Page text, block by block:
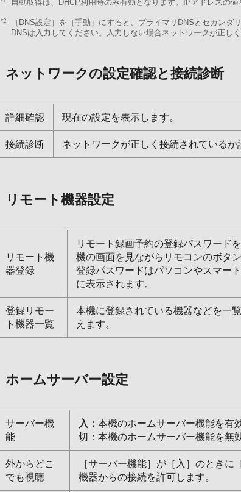
自動取得は、DHCP利用時のみ有効となります。IPアドレスの
*2
［DNS設定］を［手動］にすると、プライマリDNSとセカン
DNSは入力してください。入力しない場合ネットワークが正しく
ネットワークの設定確認と接続診断
詳細確認 現在の設定を表示します。
接続診断 ネットワークが正しく接続されているか
リモート機器設定
リモート機
器登録
リモート録画予約の登録パスワード
機の画面を見ながらリモコンのボタ
登録パスワードはパソコンやスマー
に表示されます。
登録リモー
ト機器一覧
本機に登録されている機器などを一
えます。
ホームサーバー設定
サーバー機
能
入： 本機のホームサーバー機能を有
切：本機のホームサーバー機能を無
外からどこ
でも視聴
［サーバー機能］が［入］のとき
機器からの接続を許可します。